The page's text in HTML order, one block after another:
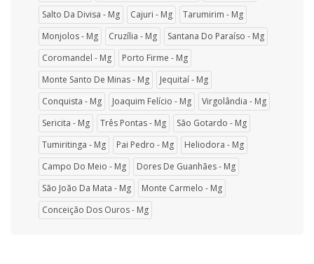
Salto Da Divisa - Mg
Cajuri - Mg
Tarumirim - Mg
Monjolos - Mg
Cruzília - Mg
Santana Do Paraíso - Mg
Coromandel - Mg
Porto Firme - Mg
Monte Santo De Minas - Mg
Jequitaí - Mg
Conquista - Mg
Joaquim Felício - Mg
Virgolândia - Mg
Sericita - Mg
Três Pontas - Mg
São Gotardo - Mg
Tumiritinga - Mg
Pai Pedro - Mg
Heliodora - Mg
Campo Do Meio - Mg
Dores De Guanhães - Mg
São João Da Mata - Mg
Monte Carmelo - Mg
Conceição Dos Ouros - Mg